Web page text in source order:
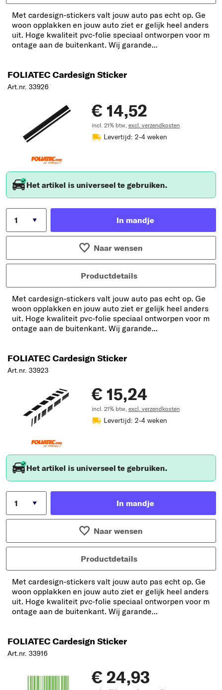
Met cardesign-stickers valt jouw auto pas echt op. Ge
woon opplakken en jouw auto ziet er gelijk heel anders
uit. Hoge kwaliteit pvc-folie speciaal ontworpen voor m
ontage aan de buitenkant. Wij garande...
FOLIATEC Cardesign Sticker
Art.nr. 33926
€ 14,52
incl. 21% btw, excl. verzendkosten
Levertijd: 2-4 weken
Het artikel is universeel te gebruiken.
In mandje
Naar wensen
Productdetails
Met cardesign-stickers valt jouw auto pas echt op. Ge
woon opplakken en jouw auto ziet er gelijk heel anders
uit. Hoge kwaliteit pvc-folie speciaal ontworpen voor m
ontage aan de buitenkant. Wij garande...
FOLIATEC Cardesign Sticker
Art.nr. 33923
€ 15,24
incl. 21% btw, excl. verzendkosten
Levertijd: 2-4 weken
Het artikel is universeel te gebruiken.
In mandje
Naar wensen
Productdetails
Met cardesign-stickers valt jouw auto pas echt op. Ge
woon opplakken en jouw auto ziet er gelijk heel anders
uit. Hoge kwaliteit pvc-folie speciaal ontworpen voor m
ontage aan de buitenkant. Wij garande...
FOLIATEC Cardesign Sticker
Art.nr. 33916
€ 24,93